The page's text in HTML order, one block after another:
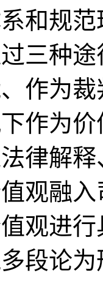
和规
三种
作为
作为
律解
观融
观进
段论